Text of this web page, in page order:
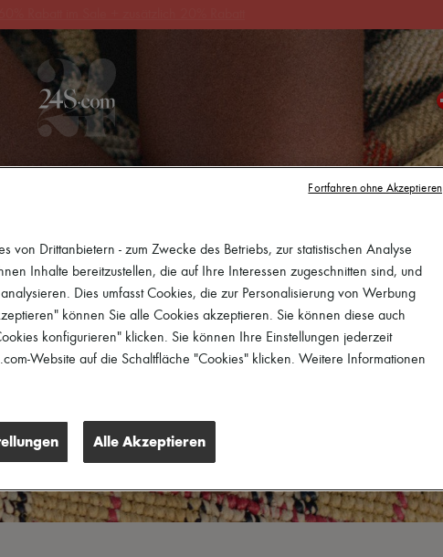
SCHMUCK
von Drittanbietern - zum Zwecke des Betriebs, zur statistischen Analyse
Inhalte bereitzustellen, die auf Ihre Interessen zugeschnitten sind, und
Dies umfasst Cookies, die zur Personalisierung von Werbung
können Sie alle Cookies akzeptieren. Sie können diese auch
konfigurieren" klicken. Sie können Ihre Einstellungen jederzeit
Website auf die Schaltfläche "Cookies" klicken. Weitere Informationen
Alle Akzeptieren
Fortfahren ohne Akzeptieren